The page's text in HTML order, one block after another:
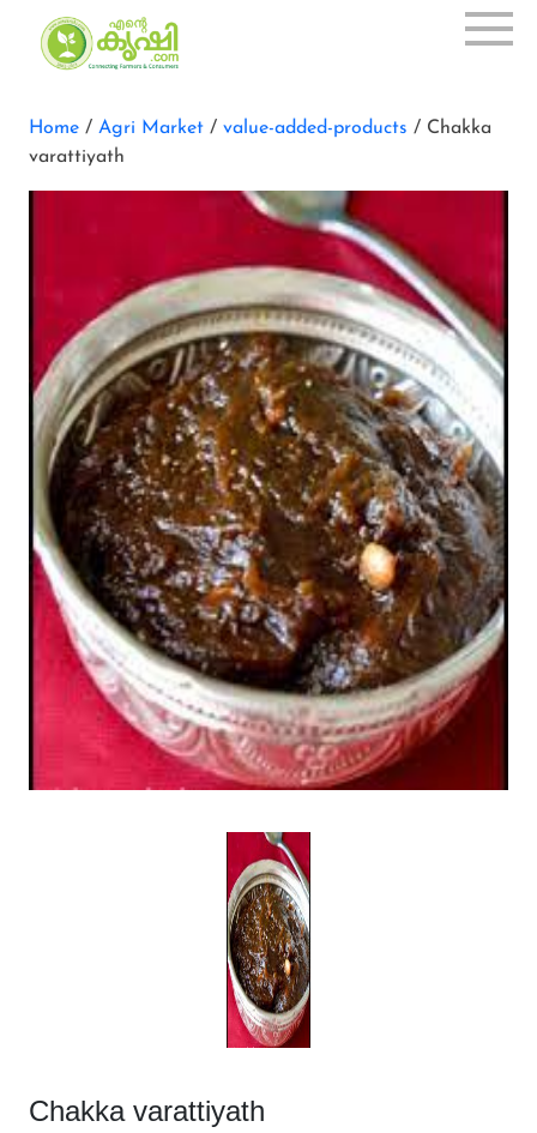
Home / Agri Market / value-added-products / Chakka
varattiyath
Chakka varattiyath